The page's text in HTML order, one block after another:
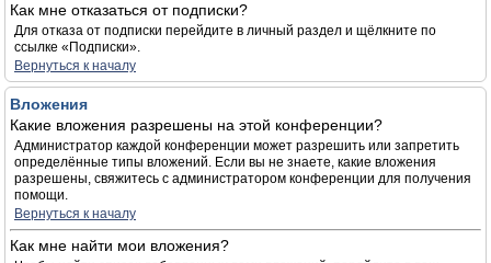
Как мне отказаться от подписки?
Для отказа от подписки перейдите в личный раздел и щёлкните по
ссылке «Подписки».
Вернуться к началу
Вложения
Какие вложения разрешены на этой конференции?
Администратор каждой конференции может разрешить или запретить
определённые типы вложений. Если вы не знаете, какие вложения
разрешены, свяжитесь с администратором конференции для получения
помощи.
Вернуться к началу
Как мне найти мои вложения?